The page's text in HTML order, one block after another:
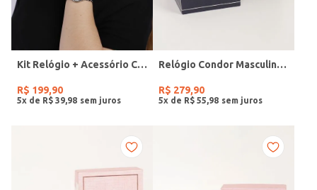
Kit Relógio + Acessório Condor Feminino PRATA
R$ 199,90
5x de R$ 39 98
Relógio Condor Masculino PRATA
R$ 279,90
5x de R$ 55 98